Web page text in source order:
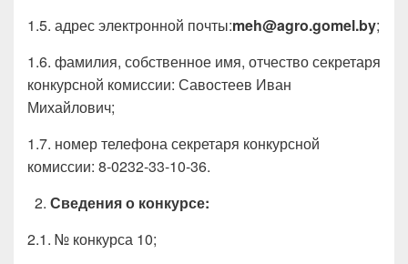
1.5. адрес электронной почты:meh@agro.gomel.by;
1.6. фамилия, собственное имя, отчество секретаря
конкурсной комиссии: Савостеев Иван
Михайлович;
1.7. номер телефона секретаря конкурсной
комиссии: 8-0232-33-10-36.
Сведения о конкурсе:
2.1. № конкурса 10;